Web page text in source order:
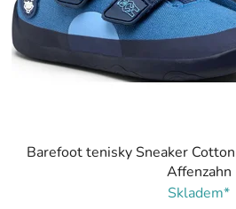
Barefoot tenisky Sneaker
Affenzahn
Skladem*